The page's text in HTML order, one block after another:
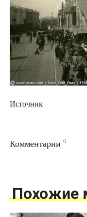
Источник
Комментарии 0
Похожие